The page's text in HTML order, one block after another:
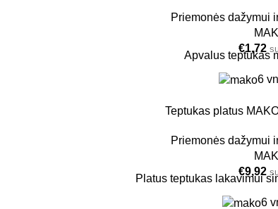
Priemonės dažymui
€1,72
Apvalus teptukas
6
Teptukas platus
Priemonės dažymui
€9,92
Platus teptukas lakavimui
6